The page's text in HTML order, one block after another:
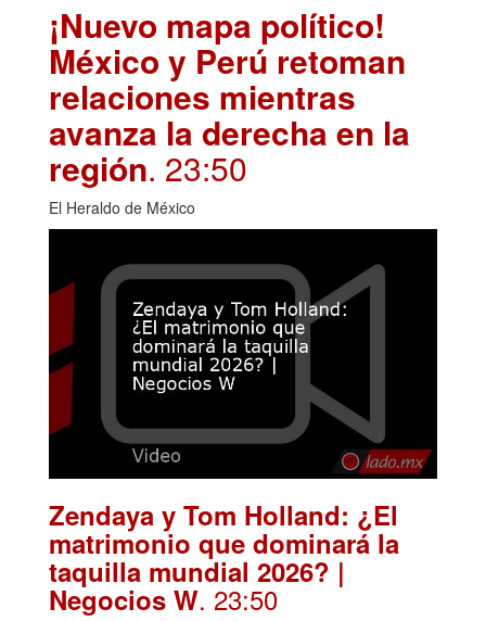
¡Nuevo mapa político!
México y Perú retoman
relaciones mientras
avanza la derecha en la
región. 23:50
El Heraldo de México
Zendaya y Tom Holland: ¿El
matrimonio que dominará la
taquilla mundial 2026? |
Negocios W. 23:50